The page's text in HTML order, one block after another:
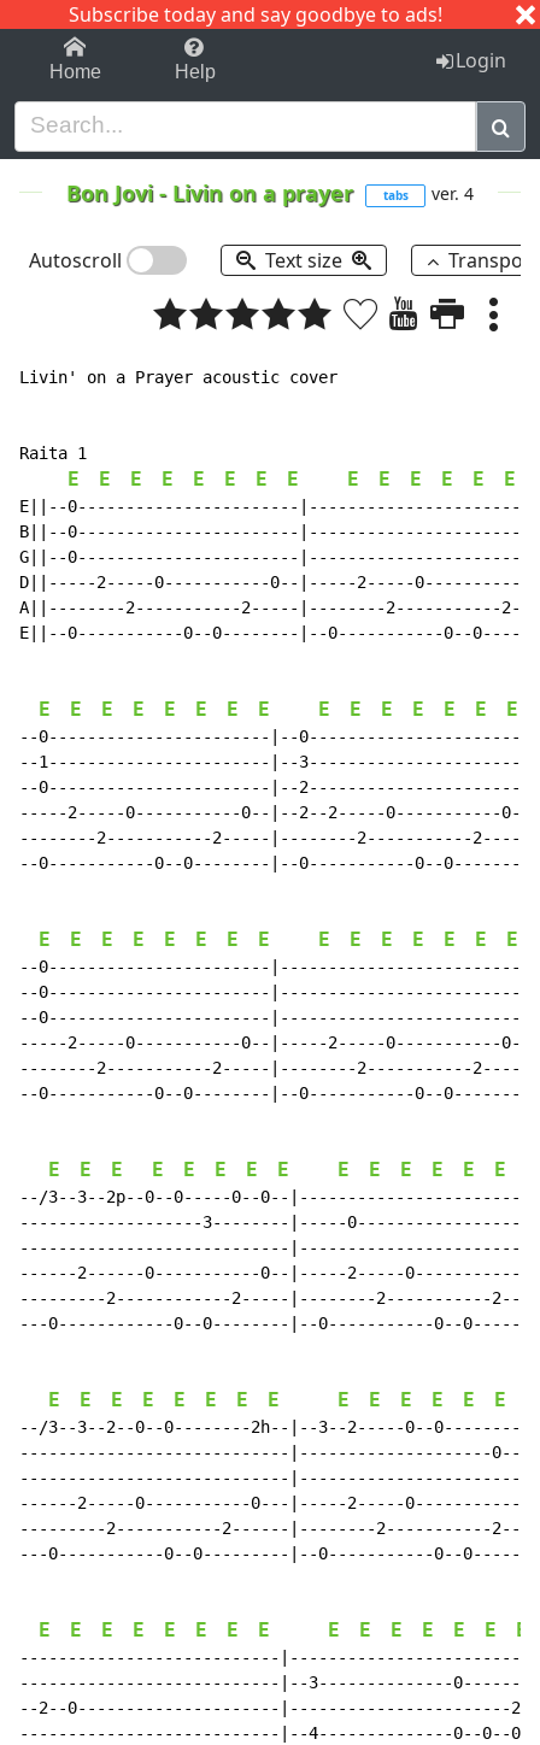
Subscribe today and say goodbye to ads!
1-9 C I J
Home Help Login
Bon Jovi- Livin on a prayer tabs ver. 4
Autoscroll Text size
Livin' on a Prayer acoustic cover
Raita 1
E E E E E E E E E E E E E E
E||--0-----------------------
B||--0-----------------------
G||--0-----------------------
D||-----2-----0-----------0--|-----2-----0-----------
A||--------2-----------2-----|--------2-----------
E||--0-----------0--0--------|--0-----------0--
E E E E E E E E E E E E E E E
--0-----------------------|--0-----------------------|
--1-----------------------|--3-----------------------|
--0-----------------------|--2-----------------------|
-----2-----0-----------0--|--2--2-----0-----------0--|
--------2-----------2-----|--------2-----------2-----|
--0-----------0--0--------|--0-----------0--0--------|
E E E E E E E E E E E E E E E
--0-----------------------|--------------------------|
--0-----------------------|--------------------------|
--0-----------------------|--------------------------|
-----2-----0-----------0--|-----2-----0-----------0--|
--------2-----------2-----|--------2-----------2-----|
--0-----------0--0--------|--0-----------0--0--------|
E E E E E E E E E E E E E E
--/3--3--2p--0--0-----0--0--
-------------------3--------|-----
----------------------------
------2------0-----------0--|-----2-----0-----------
---------2------------2-----|--------2-----------
---0------------0--0--------|--0-----------0--
E E E E E E E E E E E E E E
--/3--3--2--0--0--------2h--|--3--2-----0--
----------------------------|--------------------
----------------------------
------2-----0-----------0---|-----2-----0-----------
---------2-----------2------|--------2-----------
---0-----------0--0---------|--0-----------0--
E E E E E E E E E E E E E E E
---------------------------
---------------------------|--3--------------
--2--0---------------------|-----------------------
---------------------------|--4--------------0--0--